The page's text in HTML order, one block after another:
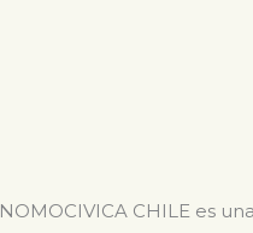
NOMOCIVICA CHILE es